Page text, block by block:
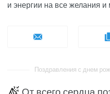
и энергии на все желания и
Поздравления с днем